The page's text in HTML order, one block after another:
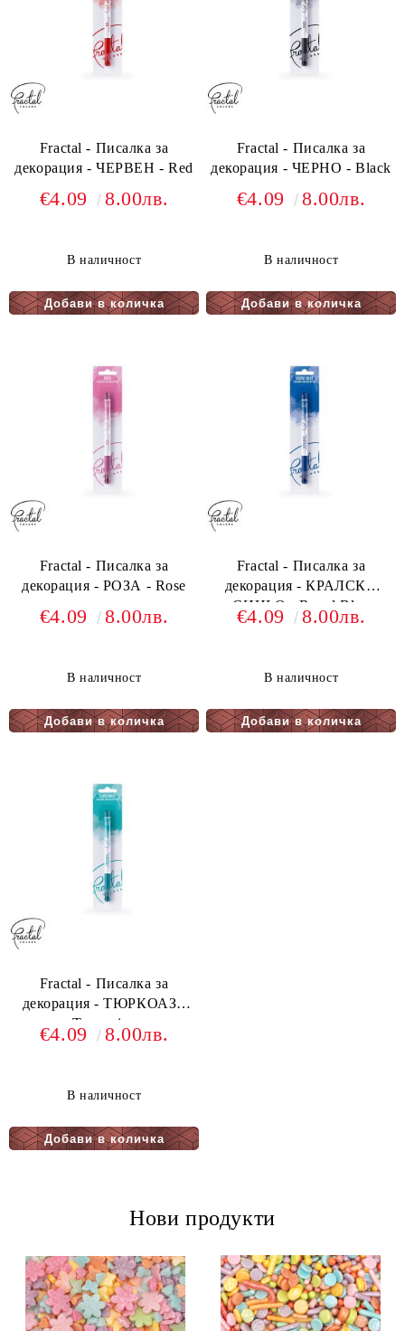
Fractal - Писалка за
декорация - ЧЕРВЕН - Red
€4.09 8.00лв.
В наличност
Fractal - Писалка за
декорация - ЧЕРНО - Black
€4.09 8.00лв.
В наличност
Fractal - Писалка за
декорация - РОЗА - Rose
€4.09 8.00лв.
В наличност
Fractal - Писалка за
декорация - КРАЛСКО
СИНЬО - Royal Blue
€4.09 8.00лв.
В наличност
Fractal - Писалка за
декорация - ТЮРКОАЗ -
Turquoice
€4.09 8.00лв.
В наличност
Нови продукти